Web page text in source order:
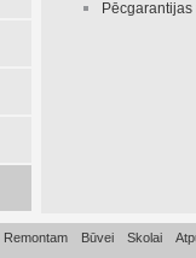
Remontam Būvei Skolai